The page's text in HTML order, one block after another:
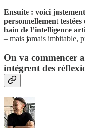
Ensuite : voici
personnellement
bain de l’intelligence
– mais jamais imbitable,
On va commencer
intègrent des